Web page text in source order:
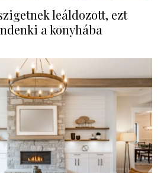
leáldozott, ezt
a konyhába